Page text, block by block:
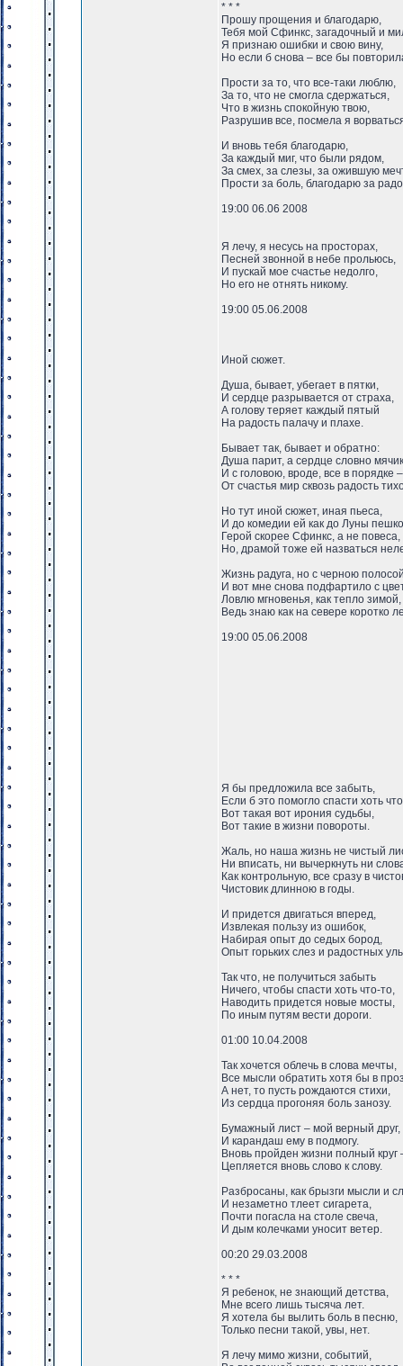
* * *
Прошу прощения и благодарю,
Тебя мой Сфинкс, загадочный и
Я признаю ошибки и свою вину,
Но если б снова – все бы
Прости за то, что все-таки люблю,
За то, что не смогла сдержаться,
Что в жизнь спокойную твою,
Разрушив все, посмела я
И вновь тебя благодарю,
За каждый миг, что были рядом,
За смех, за слезы, за ожившую
Прости за боль, благодарю за
19:00 06.06 2008
Я лечу, я несусь на просторах,
Песней звонной в небе прольюсь,
И пускай мое счастье недолго,
Но его не отнять никому.
19:00 05.06.2008
Иной сюжет.
Душа, бывает, убегает в пятки,
И сердце разрывается от страха,
А голову теряет каждый пятый
На радость палачу и плахе.
Бывает так, бывает и обратно:
Душа парит, а сердце словно
И с головою, вроде, все в порядке –
От счастья мир сквозь радость
Но тут иной сюжет, иная пьеса,
И до комедии ей как до Луны
Герой скорее Сфинкс, а не повеса,
Но, драмой тоже ей назваться
Жизнь радуга, но с черною
И вот мне снова подфартило с
Ловлю мгновенья, как тепло зимой,
Ведь знаю как на севере коротко
19:00 05.06.2008
Я бы предложила все забыть,
Если б это помогло спасти хоть
Вот такая вот ирония судьбы,
Вот такие в жизни повороты.
Жаль, но наша жизнь не чистый
Ни вписать, ни вычеркнуть ни
Как контрольную, все сразу в
Чистовик длинною в годы.
И придется двигаться вперед,
Извлекая пользу из ошибок,
Набирая опыт до седых бород,
Опыт горьких слез и радостных
Так что, не получиться забыть
Ничего, чтобы спасти хоть что-то,
Наводить придется новые мосты,
По иным путям вести дороги.
01:00 10.04.2008
Так хочется облечь в слова мечты,
Все мысли обратить хотя бы в
А нет, то пусть рождаются стихи,
Из сердца прогоняя боль занозу.
Бумажный лист – мой верный друг,
И карандаш ему в подмогу.
Вновь пройден жизни полный круг
Цепляется вновь слово к слову.
Разбросаны, как брызги мысли и
И незаметно тлеет сигарета,
Почти погасла на столе свеча,
И дым колечками уносит ветер.
00:20 29.03.2008
* * *
Я ребенок, не знающий детства,
Мне всего лишь тысяча лет.
Я хотела бы вылить боль в песню,
Только песни такой, увы, нет.
Я лечу мимо жизни, событий,